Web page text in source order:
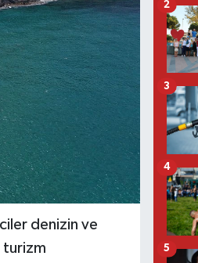
denizin ve
turizm
2
3
4
5